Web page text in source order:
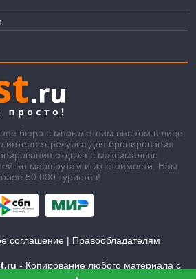
бюро с многолетним опытом в лице
интернет ресурса для бронирования
отдыха с максимально
по маршрутам и их стоимости. Нам
50 000 туристов!
- Копирование любого материала с
соглашение| Правообладателям